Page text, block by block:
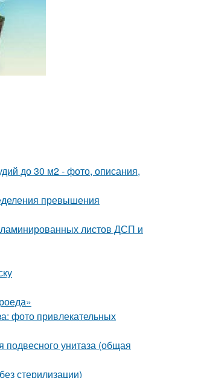
до 30 м2 - фото, описания,
превышения
листов ДСП и
фото привлекательных
унитаза (общая
стерилизации)